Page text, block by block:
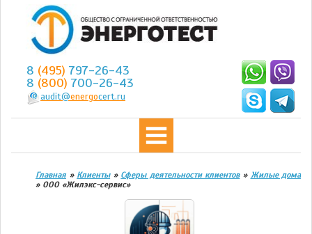
8 (495) 797-26-43
8 (800) 700-26-43
audit@energocert.ru
Главная » Клиенты» Сферы деятельности клиентов» Жилые дома
» ООО «Жилэкс-сервис»